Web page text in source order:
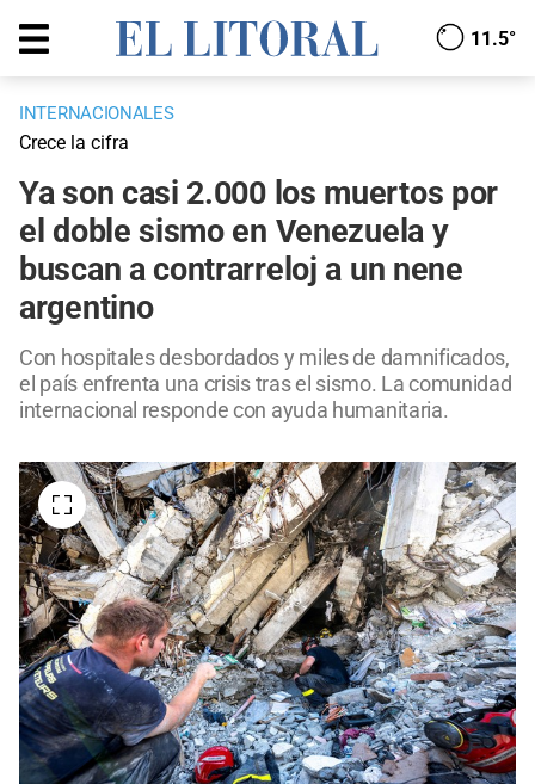
11.5°
INTERNACIONALES
Crece la cifra
Ya son casi 2.000 los muertos por
el doble sismo en Venezuela y
buscan a contrarreloj a un nene
argentino
Con hospitales desbordados y miles de damnificados,
el país enfrenta una crisis tras el sismo. La comunidad
internacional responde con ayuda humanitaria.